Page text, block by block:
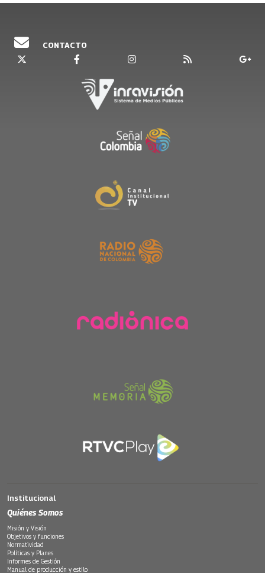
CONTACTO
Institucional
Quiénes Somos
Misión y Visión
Objetivos y funciones
Normatividad
Políticas y Planes
Informes de Gestión
Manual de producción y estilo